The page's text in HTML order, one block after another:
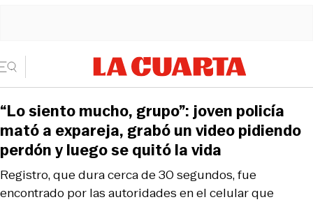
Registro, que dura cerca de 30 segundos, fue
encontrado por las autoridades en el celular que
“Lo siento mucho, grupo”: joven policía
mató a expareja, grabó un video pidiendo
perdón y luego se quitó la vida